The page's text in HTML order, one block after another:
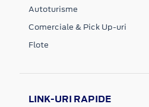
Autoturisme
Comerciale & Pick Up-uri
Flote
LINK-URI RAPIDE